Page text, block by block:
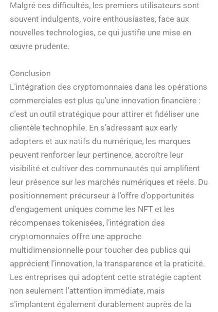
Malgré ces difficultés, les premiers utilisateurs sont
souvent indulgents, voire enthousiastes, face aux
nouvelles technologies, ce qui justifie une mise en
œuvre prudente.
Conclusion
L’intégration des cryptomonnaies dans les opérations
commerciales est plus qu’une innovation financière :
c’est un outil stratégique pour attirer et fidéliser une
clientèle technophile. En s’adressant aux early
adopters et aux natifs du numérique, les marques
peuvent renforcer leur pertinence, accroître leur
visibilité et cultiver des communautés qui amplifient
leur présence sur les marchés numériques et réels. Du
positionnement précurseur à l’offre d’opportunités
d’engagement uniques comme les NFT et les
récompenses tokenisées, l’intégration des
cryptomonnaies offre une approche
multidimensionnelle pour toucher des publics qui
apprécient l’innovation, la transparence et la praticité.
Les entreprises qui adoptent cette stratégie captent
non seulement l’attention immédiate, mais
s’implantent également durablement auprès de la